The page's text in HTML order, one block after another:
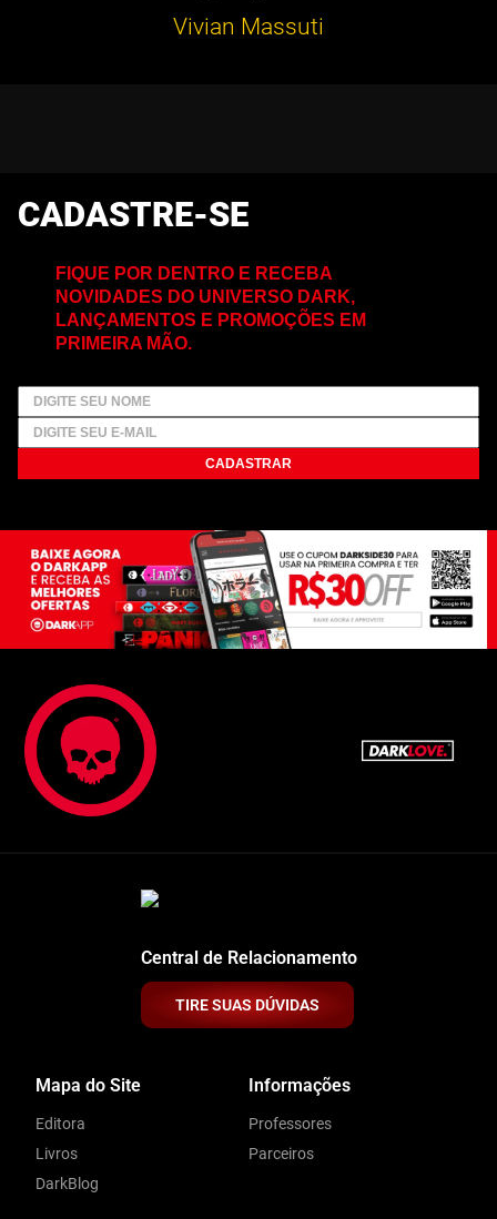
Vivian Massuti
CADASTRE-SE
FIQUE POR DENTRO E RECEBA
NOVIDADES DO UNIVERSO DARK,
LANÇAMENTOS E PROMOÇÕES EM
PRIMEIRA MÃO.
CADASTRAR
Central de Relacionamento
TIRE SUAS DÚVIDAS
Mapa do Site
Editora
Livros
DarkBlog
Informações
Professores
Parceiros